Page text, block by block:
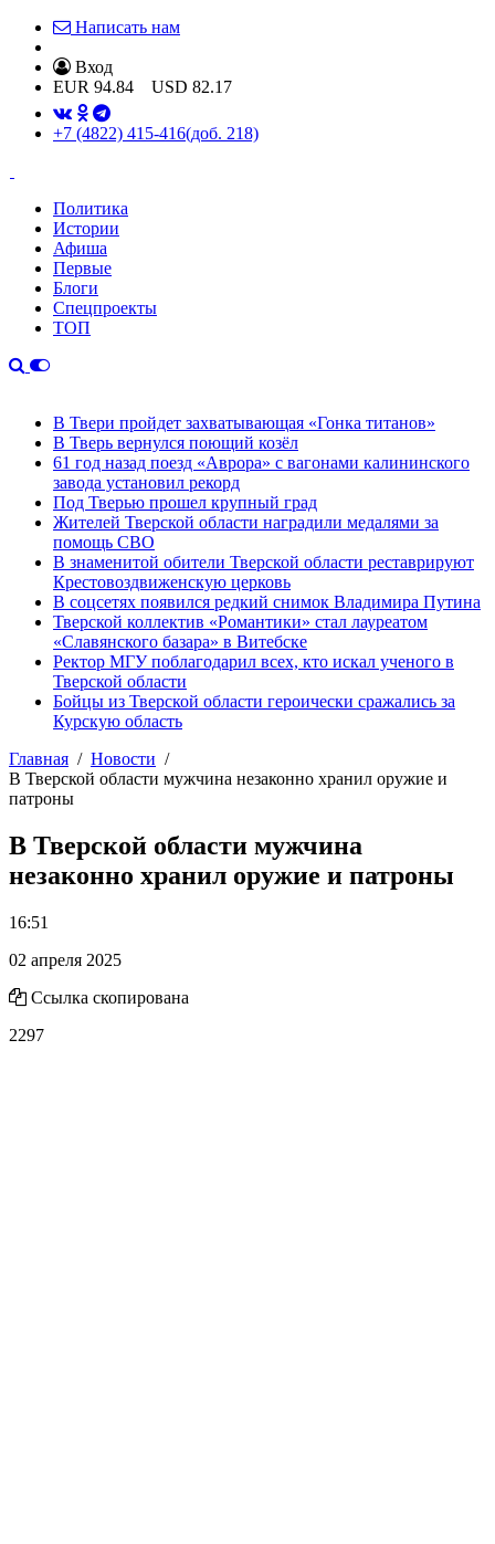
Написать нам
Вход
EUR 94.84 USD 82.17
+7 (4822) 415-416(доб. 218)
Политика
Истории
Афиша
Первые
Блоги
Спецпроекты
ТОП
В Твери пройдет захватывающая «Гонка титанов»
В Тверь вернулся поющий козёл
61 год назад поезд «Аврора» с вагонами калининского
завода установил рекорд
Под Тверью прошел крупный град
Жителей Тверской области наградили медалями за
помощь СВО
В знаменитой обители Тверской области реставрируют
Крестовоздвиженскую церковь
В соцсетях появился редкий снимок Владимира Путина
Тверской коллектив «Романтики» стал лауреатом
«Славянского базара» в Витебске
Ректор МГУ поблагодарил всех, кто искал ученого в
Тверской области
Бойцы из Тверской области героически сражались за
Курскую область
Главная
Новости
В Тверской области мужчина незаконно хранил оружие и
патроны
В Тверской области мужчина
незаконно хранил оружие и патроны
16:51
02 апреля 2025
Ссылка скопирована
2297